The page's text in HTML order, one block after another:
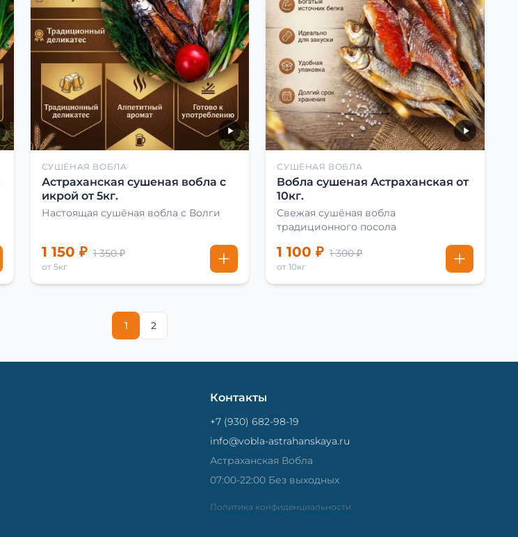
СУШЁНАЯ ВОБЛА
Астраханская сушеная вобла с
икрой от 5кг.
Настоящая сушёная вобла с Волги
1 150 ₽ 1 350 ₽
от 5кг
СУШЁНАЯ ВОБЛА
Вобла сушеная Астраханская от
10кг.
Свежая сушёная вобла
традиционного посола
1 100 ₽ 1 300 ₽
от 10кг
1 2
Контакты
+7 (930) 682-98-19
info@vobla-astrahanskaya.ru
Астраханская Вобла
07:00-22:00 Без выходных
Политика конфиденциальности